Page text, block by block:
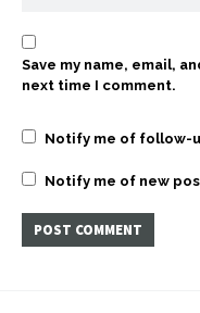
Save my name, email,
next time I comment.
Notify me of follow-
Notify me of new